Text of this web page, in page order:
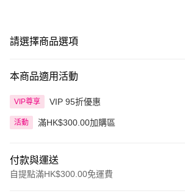
請選擇商品選項
本商品適用活動
VIP尊享 VIP 95折優惠
活動 滿HK$300.00加購區
付款與運送
自提點滿HK$300.00免運費